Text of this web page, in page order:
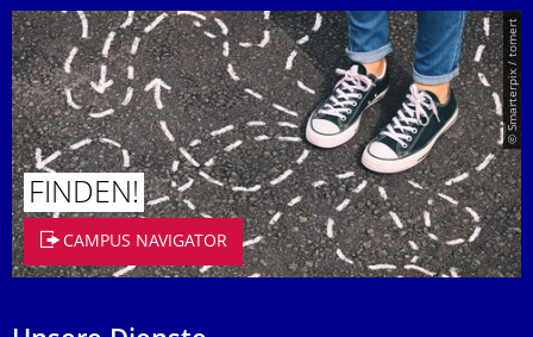
© Smarterpix / tomert
FINDEN!
CAMPUS NAVIGATOR